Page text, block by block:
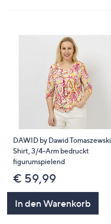
DAWID by Dawid Tomaszewski
Shirt, 3/4-Arm bedruckt
figurumspielend
€ 59,99
In den Warenkorb